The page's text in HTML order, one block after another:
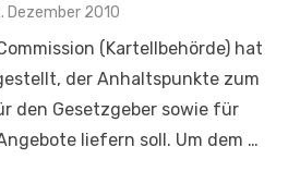
Dezember 2010
(Kartellbehörde) hat
der Anhaltspunkte zum
den Gesetzgeber sowie für
liefern soll. Um dem …